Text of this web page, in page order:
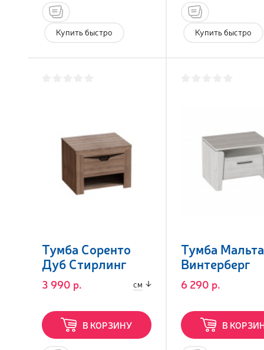
Купить быстро Купить быстро
Тумба Соренто
Дуб Стирлинг
3 990 р. см
В КОРЗИНУ
Тумба
Винтерберг
6 290 р.
В